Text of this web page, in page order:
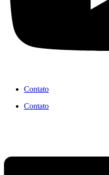
Contato
Contato